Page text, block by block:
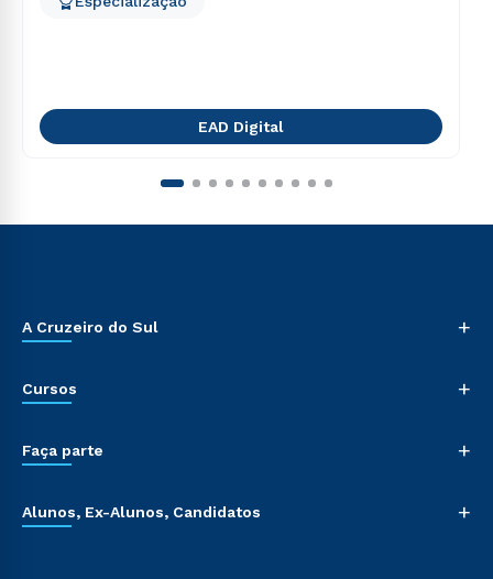
EAD Digital
A Cruzeiro do Sul +
Cursos +
Faça parte +
Alunos, Ex-Alunos, Candidatos +